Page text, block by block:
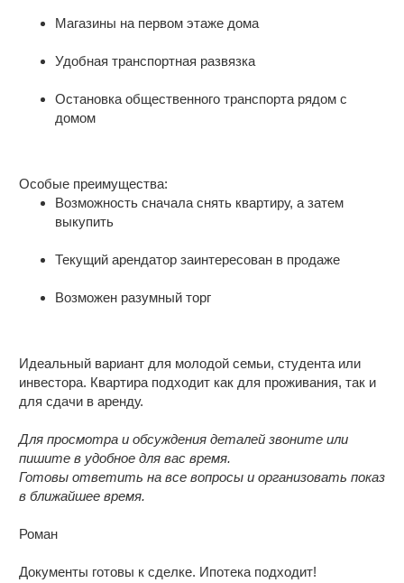
Красноармейская в 100 м. откуда можно
Вся мебель и бытовая техника остается
Документы готовы к продаже , при
планировка в квартире, готовой к
Полностью меблирована и оснащена
владельцам.
сразу заехать и жить без
Чтобы получить полный список
напишите в чат
"Что остается?"
пришлю полный список.
Развитая инфраструктура района:
Магазины на первом этаже дома
Удобная транспортная развязка
Остановка общественного транспорта рядом с
домом
Особые преимущества:
Возможность сначала снять квартиру, а затем
выкупить
Текущий арендатор заинтересован в продаже
Возможен разумный торг
Идеальный вариант для молодой семьи, студента или
инвестора. Квартира подходит как для проживания, так и
для сдачи в аренду.
Для просмотра и обсуждения деталей звоните или
пишите в удобное для вас время.
Готовы ответить на все вопросы и организовать показ
в ближайшее время.
Роман
Документы готовы к сделке. Ипотека подходит!